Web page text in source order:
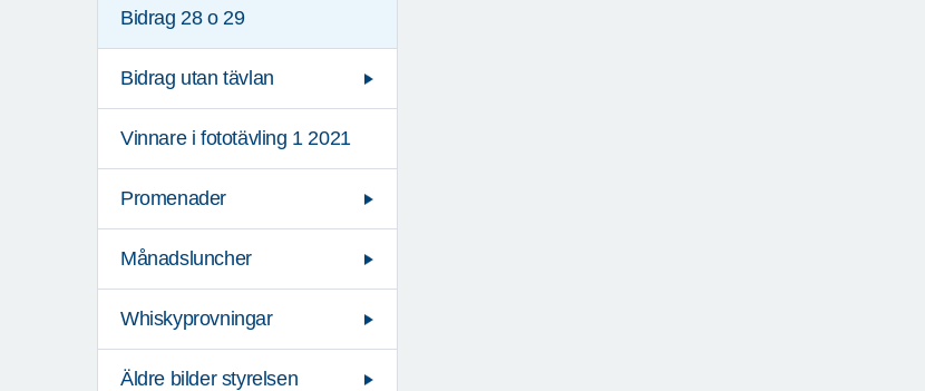
Bidrag 28 o 29
Bidrag utan tävlan
Vinnare i fototävling 1 2021
Promenader
Månadsluncher
Whiskyprovningar
Äldre bilder styrelsen